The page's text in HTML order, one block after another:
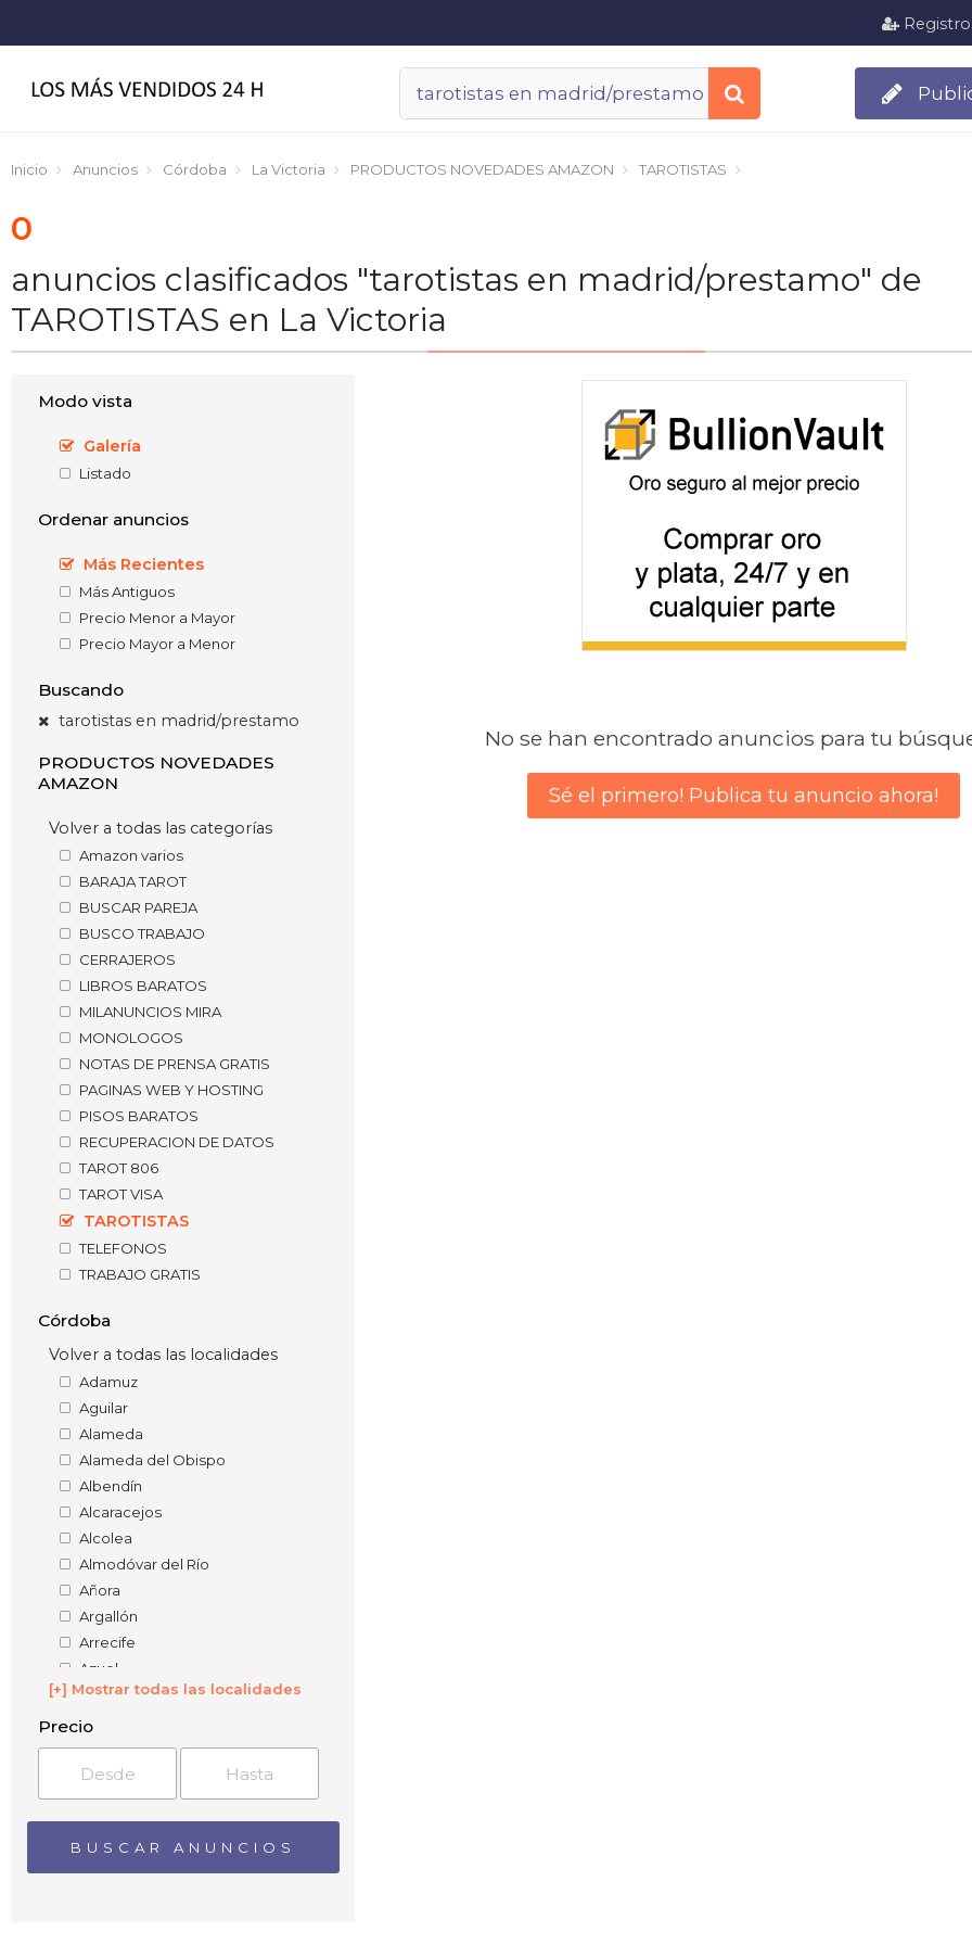
Registro
Inicio Anuncios Córdoba La Victoria PRODUCTOS NOVEDADES AMAZON TAROTISTAS
0
anuncios clasificados "tarotistas en madrid/prestamo" de
TAROTISTAS en La Victoria
Modo vista
Galería
Listado
Ordenar anuncios
Más Recientes
Más Antiguos
Precio Menor a Mayor
Precio Mayor a Menor
Buscando
tarotistas en madrid/prestamo
PRODUCTOS NOVEDADES
AMAZON
Volver a todas las categorías
Amazon varios
BARAJA TAROT
BUSCAR PAREJA
BUSCO TRABAJO
CERRAJEROS
LIBROS BARATOS
MILANUNCIOS MIRA
MONOLOGOS
NOTAS DE PRENSA GRATIS
PAGINAS WEB Y HOSTING
PISOS BARATOS
RECUPERACION DE DATOS
TAROT 806
TAROT VISA
TAROTISTAS
TELEFONOS
TRABAJO GRATIS
Córdoba
Volver a todas las localidades
Adamuz
Aguilar
Alameda
Alameda del Obispo
Albendín
Alcaracejos
Alcolea
Almodóvar del Río
Añora
Argallón
Arrecife
Azuel
Badolatosa
Baena
Barranco del Lobo
Barriaga
Belalcázar
Bélmez
Benadalid
Benamejí
[+] Mostrar todas las localidades
Precio
No se han encontrado anuncios para tu
Sé el primero! Publica tu anuncio ahora!